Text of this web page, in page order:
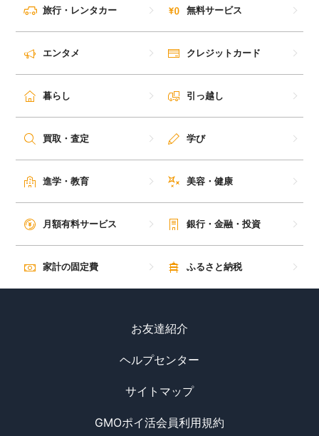
旅行・レンタカー 無料サービス
エンタメ クレジットカード
暮らし 引っ越し
買取・査定 学び
進学・教育 美容・健康
月額有料サービス 銀行・金融・投資
家計の固定費 ふるさと納税
お友達紹介
ヘルプセンター
サイトマップ
GMOポイ活会員利用規約